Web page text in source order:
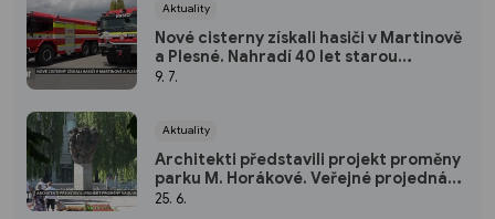
Aktuality
Nové cisterny získali hasiči v Martinově
a Plesné. Nahradí 40 let starou
techniku
9. 7.
Aktuality
Architekti představili projekt proměny
parku M. Horákové. Veřejné projednání
se konalo v MAPPA
25. 6.